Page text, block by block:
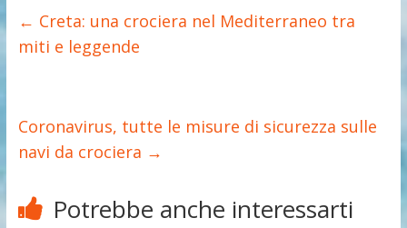
← Creta: una crociera nel Mediterraneo tra
miti e leggende
Coronavirus, tutte le misure di sicurezza sulle
navi da crociera →
Potrebbe anche interessarti